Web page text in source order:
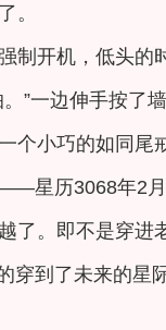
。
制开机，低头
”一边伸手按了
个小巧的如同
星历3068年2
了。即不是穿
穿到了未来的星